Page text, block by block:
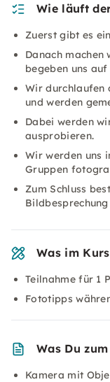
Wie läuft
Zuerst gibt es
Danach machen
begeben uns
Wir durchlaufen
und werden
Dabei werden
ausprobieren.
Wir werden uns
Gruppen
Zum Schluss
Was im
Teilnahme für 1
Fototipps
Was Du
Kamera mit